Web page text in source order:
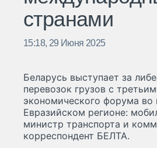
странами
15:18, 29 Июня 2025
Беларусь выступает за
перевозок грузов с
экономического форума во
Евразийском регионе:
министр транспорта и
корреспондент БЕЛТА.